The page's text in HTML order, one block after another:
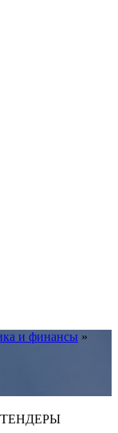
и финансы »
ТЕНДЕРЫ